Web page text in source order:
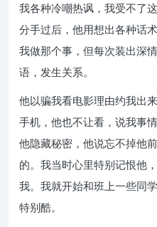
我各种冷嘲热讽，我受不了
分手过后，他用想出各种话
我做那个事，但每次装出深
语，发生关系。
他以骗我看电影理由约我出
手机，他也不让看，说我事
他隐藏秘密，他说忘不掉他
的。我当时心里特别记恨他
我。我就开始和班上一些同
特别酷。